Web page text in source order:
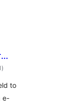
مجموعی
درجہ
)
to
e-